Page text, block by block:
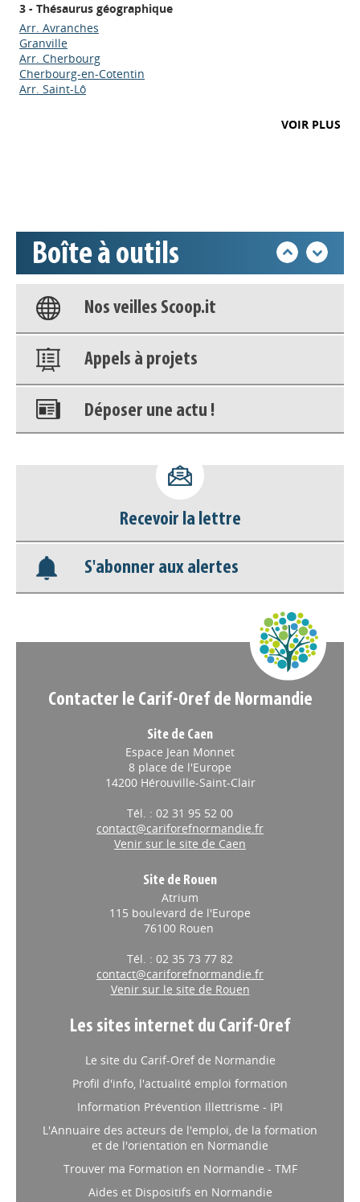
3 - Thésaurus géographique
Arr. Avranches
Granville
Arr. Cherbourg
Cherbourg-en-Cotentin
Arr. Saint-Lô
VOIR PLUS
Boîte à outils
Appels à projets
Base documentaire
Nos veilles Scoop.it
Appels à projets
Déposer une actu !
déconnecter)
Base documentaire
Nos veilles Scoop.it
Recevoir la lettre
S'abonner aux alertes
Contacter le Carif-Oref de Normandie
Site de Caen
Espace Jean Monnet
8 place de l'Europe
14200 Hérouville-Saint-Clair
Tél. : 02 31 95 52 00
contact@cariforefnormandie.fr
Venir sur le site de Caen
Site de Rouen
Atrium
115 boulevard de l'Europe
76100 Rouen
Tél. : 02 35 73 77 82
contact@cariforefnormandie.fr
Venir sur le site de Rouen
Les sites internet du Carif-Oref
Le site du Carif-Oref de Normandie
Profil d'info, l'actualité emploi formation
Information Prévention Illettrisme - IPI
L'Annuaire des acteurs de l'emploi, de la formation
et de l'orientation en Normandie
Trouver ma Formation en Normandie - TMF
Aides et Dispositifs en Normandie